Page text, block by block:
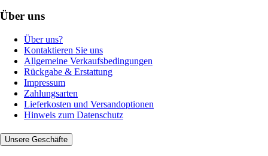
Über uns
Über uns?
Kontaktieren Sie uns
Allgemeine Verkaufsbedingungen
Rückgabe & Erstattung
Impressum
Zahlungsarten
Lieferkosten und Versandoptionen
Hinweis zum Datenschutz
Unsere Geschäfte